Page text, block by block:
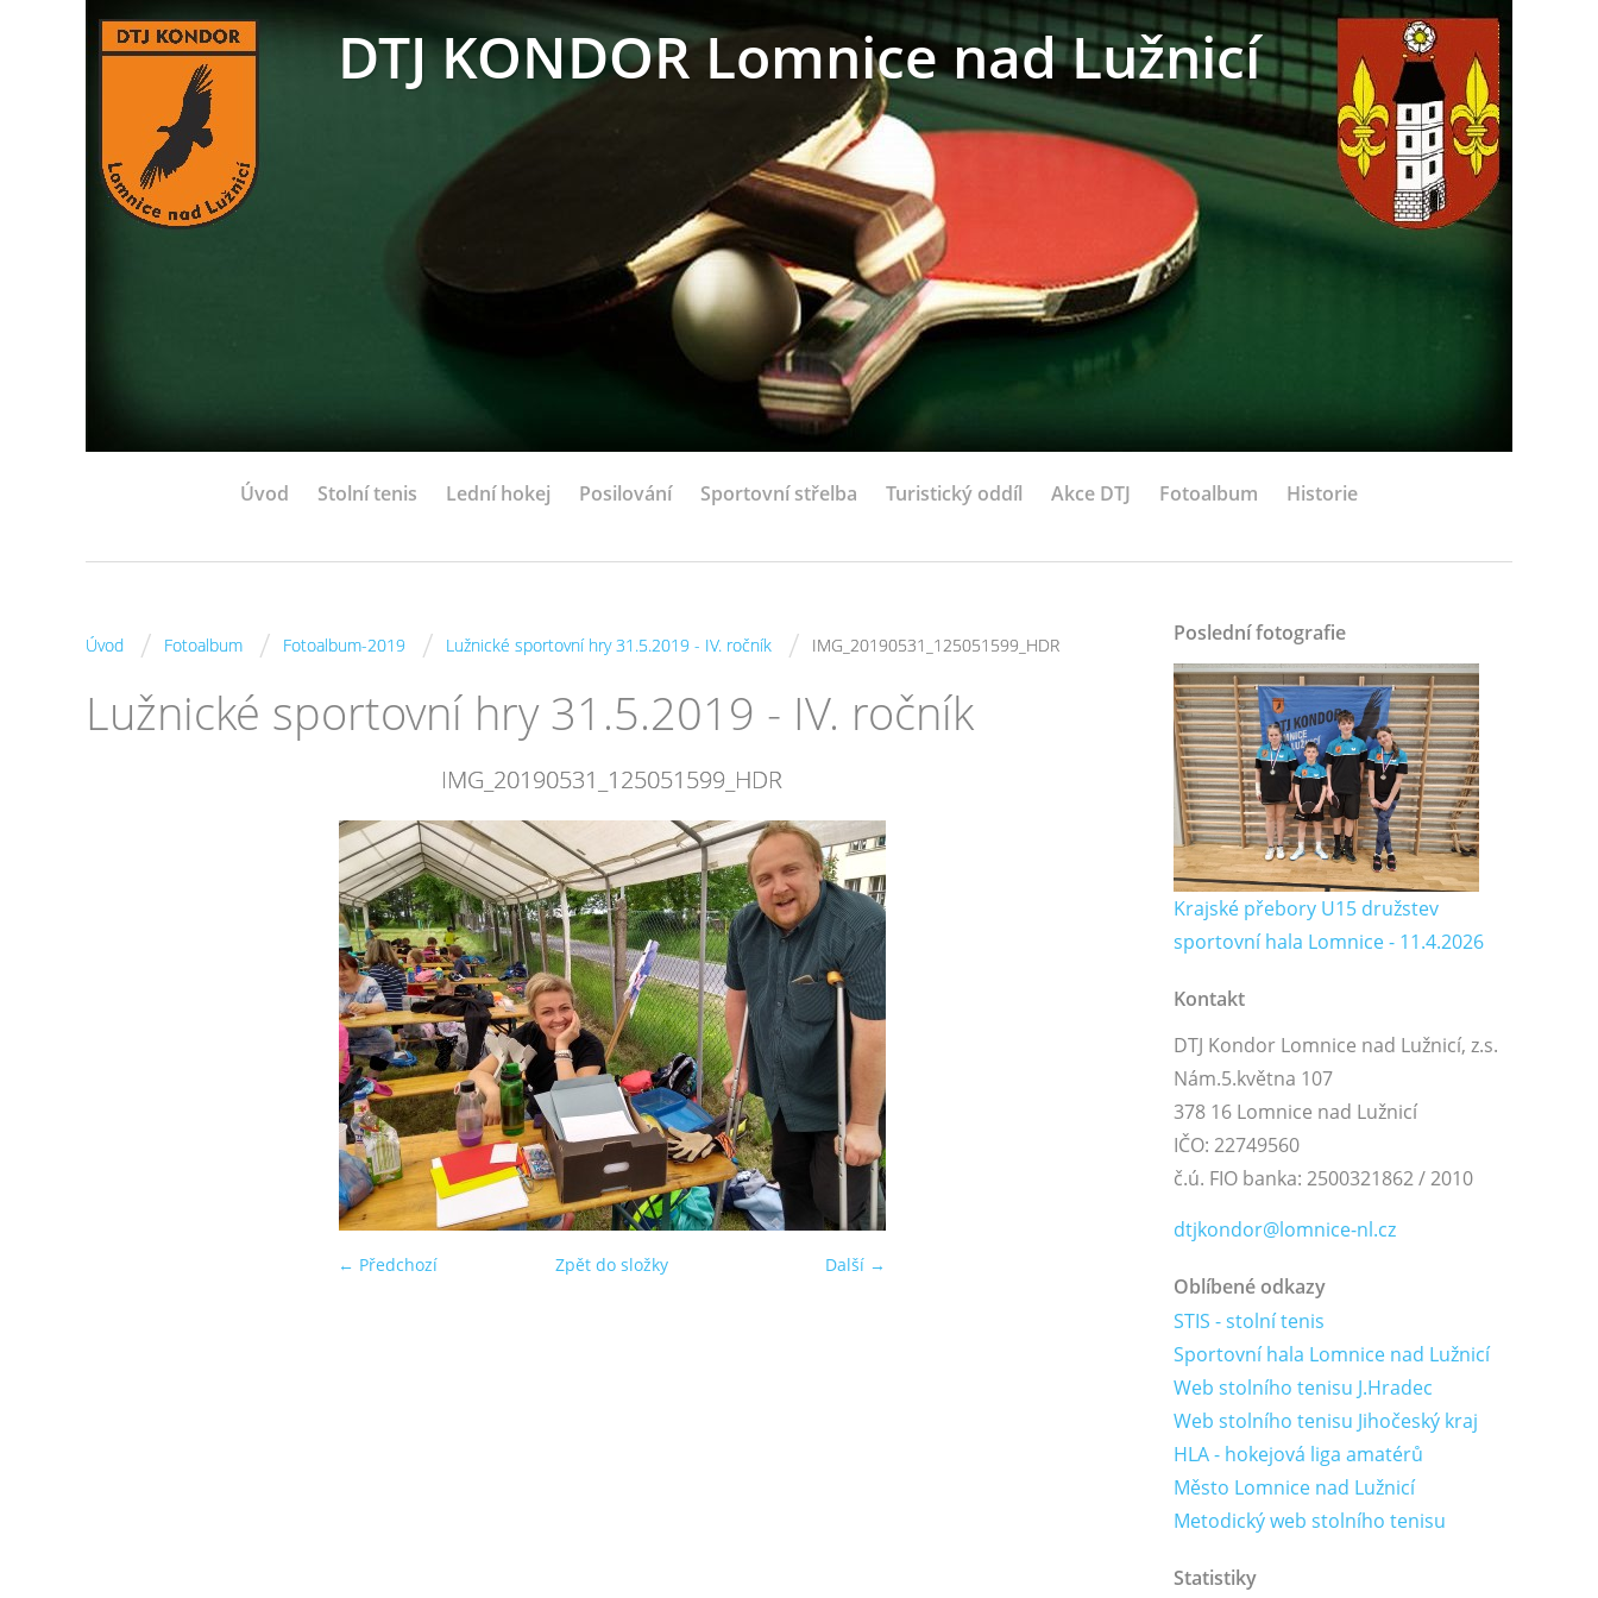
DTJ KONDOR Lomnice nad Lužnicí
Úvod Stolní tenis Lední hokej Posilování Sportovní střelba Turistický oddíl Akce DTJ Fotoalbum Historie
Úvod / Fotoalbum / Fotoalbum-2019 / Lužnické sportovní hry 31.5.2019 - IV. ročník / IMG_20190531_125051599_HDR
Lužnické sportovní hry 31.5.2019 - IV. ročník
IMG_20190531_125051599_HDR
← Předchozí Další →
Zpět do složky
Poslední fotografie
Krajské přebory U15 družstev
sportovní hala Lomnice - 11.4.2026
Kontakt
DTJ Kondor Lomnice nad Lužnicí, z.s.
Nám.5.května 107
378 16 Lomnice nad Lužnicí
IČO: 22749560
č.ú. FIO banka: 2500321862 / 2010
dtjkondor@lomnice-nl.cz
Oblíbené odkazy
STIS - stolní tenis
Sportovní hala Lomnice nad Lužnicí
Web stolního tenisu J.Hradec
Web stolního tenisu Jihočeský kraj
HLA - hokejová liga amatérů
Město Lomnice nad Lužnicí
Metodický web stolního tenisu
Statistiky